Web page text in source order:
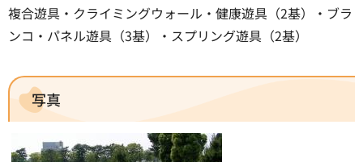
複合遊具・クライミングウォール・健康遊具（2基）・ブラ
ンコ・パネル遊具（3基）・スプリング遊具（2基）
写真